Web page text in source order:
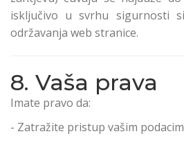
isključivo u svrhu sigurnosti
održavanja web stranice.
8. Vaša prava
Imate pravo da:
- Zatražite pristup vašim